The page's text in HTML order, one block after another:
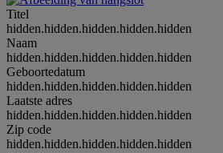
Titel
hidden.hidden.hidden.hidden.hidden
Naam
hidden.hidden.hidden.hidden.hidden
Geboortedatum
hidden.hidden.hidden.hidden.hidden
Laatste adres
hidden.hidden.hidden.hidden.hidden
Zip code
hidden.hidden.hidden.hidden.hidden